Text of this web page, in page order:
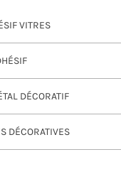
VITRES
DÉCORATIF
DÉCORATIVES